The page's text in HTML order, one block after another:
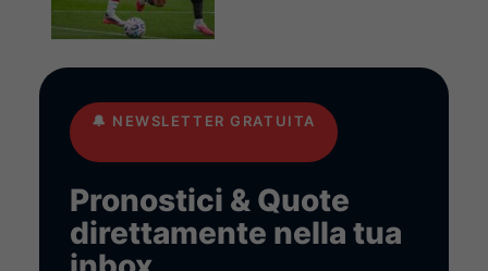
🔔 NEWSLETTER GRATUITA
Pronostici & Quote
direttamente nella tua